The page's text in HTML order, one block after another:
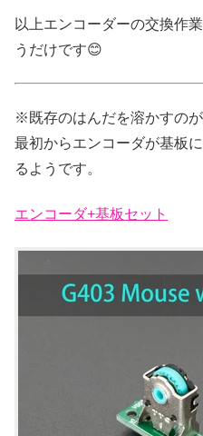
以上エンコーダーの交換作
うだけです😊
※既存のはんだを溶かすの
最初からエンコーダが基板
るようです。
エンコーダ+基板セット